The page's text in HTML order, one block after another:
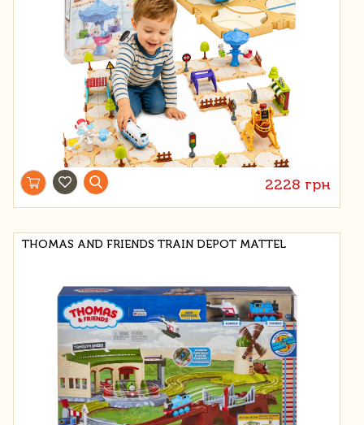
2228 грн
THOMAS AND FRIENDS TRAIN DEPOT MATTEL